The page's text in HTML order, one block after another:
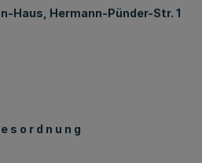
Haus, Hermann-Pünder-Str. 1
s o r d n u n g